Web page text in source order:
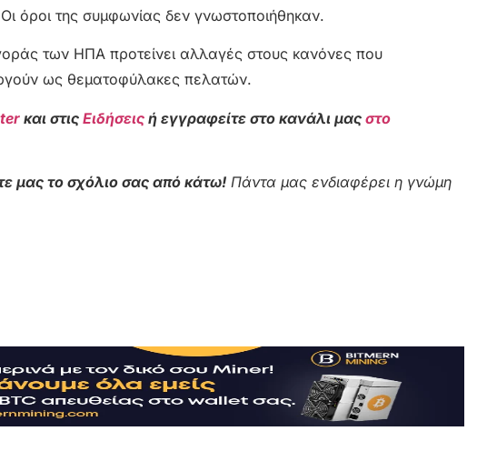
Οι όροι της συμφωνίας δεν γνωστοποιήθηκαν.
των ΗΠΑ προτείνει αλλαγές στους κανόνες που
ως θεματοφύλακες πελατών.
και στις Ειδήσεις ή εγγραφείτε στο κανάλι μας στο
μας το σχόλιο σας από κάτω! Πάντα μας ενδιαφέρει η γνώμη